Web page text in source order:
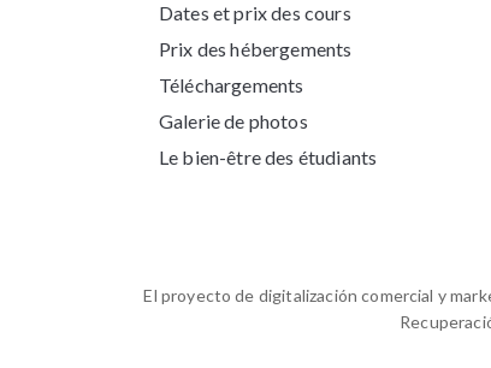
Dates et prix des cours
Prix des hébergements
Téléchargements
Galerie de photos
Le bien-être des étudiants
El proyecto de digitalización comercial y